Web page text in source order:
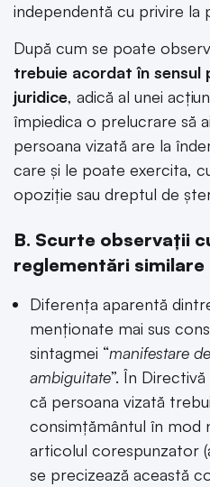
independentă cu privire la
După cum se poate
trebuie acordat în
juridice, adică al unei
împiedica o prelucrare să
persoana vizată are la
care și le poate exercita,
opoziție sau dreptul de
B. Scurte observații
reglementări similare
Diferența aparentă
menționate mai sus
sintagmei “manifestare
ambiguitate”. În
că persoana vizată
consimțământul în mod
articolul corespunzator
se precizează această